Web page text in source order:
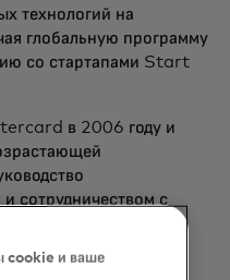
технологий на
глобальную программу
со стартапами Start
в 2006 году и
сотрудничеством с
и банками для
так и цифровых
платежных
cookie и ваше